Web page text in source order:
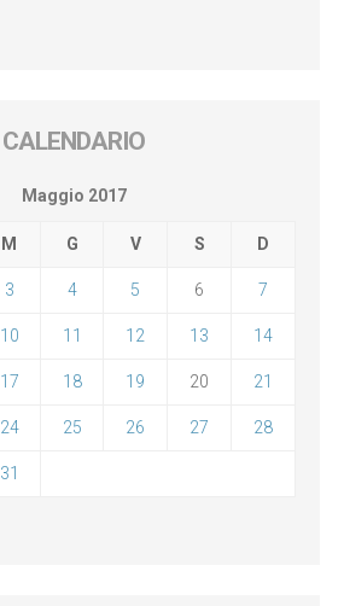
CALENDARIO
Maggio 2017
M G V S D
3 4 5 6 7
10 11 12 13 14
17 18 19 20 21
24 25 26 27 28
31